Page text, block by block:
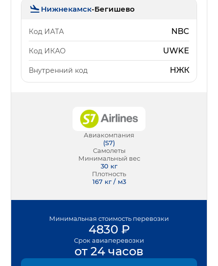
Нижнекамск-Бегишево
Код ИАТА NBC
Код ИКАО UWKE
Внутренний код НЖК
Авиакомпания
(S7)
Самолеты
Минимальный вес
30 кг
Плотность
167 кг / м3
Минимальная стоимость перевозки
4830 ₽
Срок авиаперевозки
от 24 часов